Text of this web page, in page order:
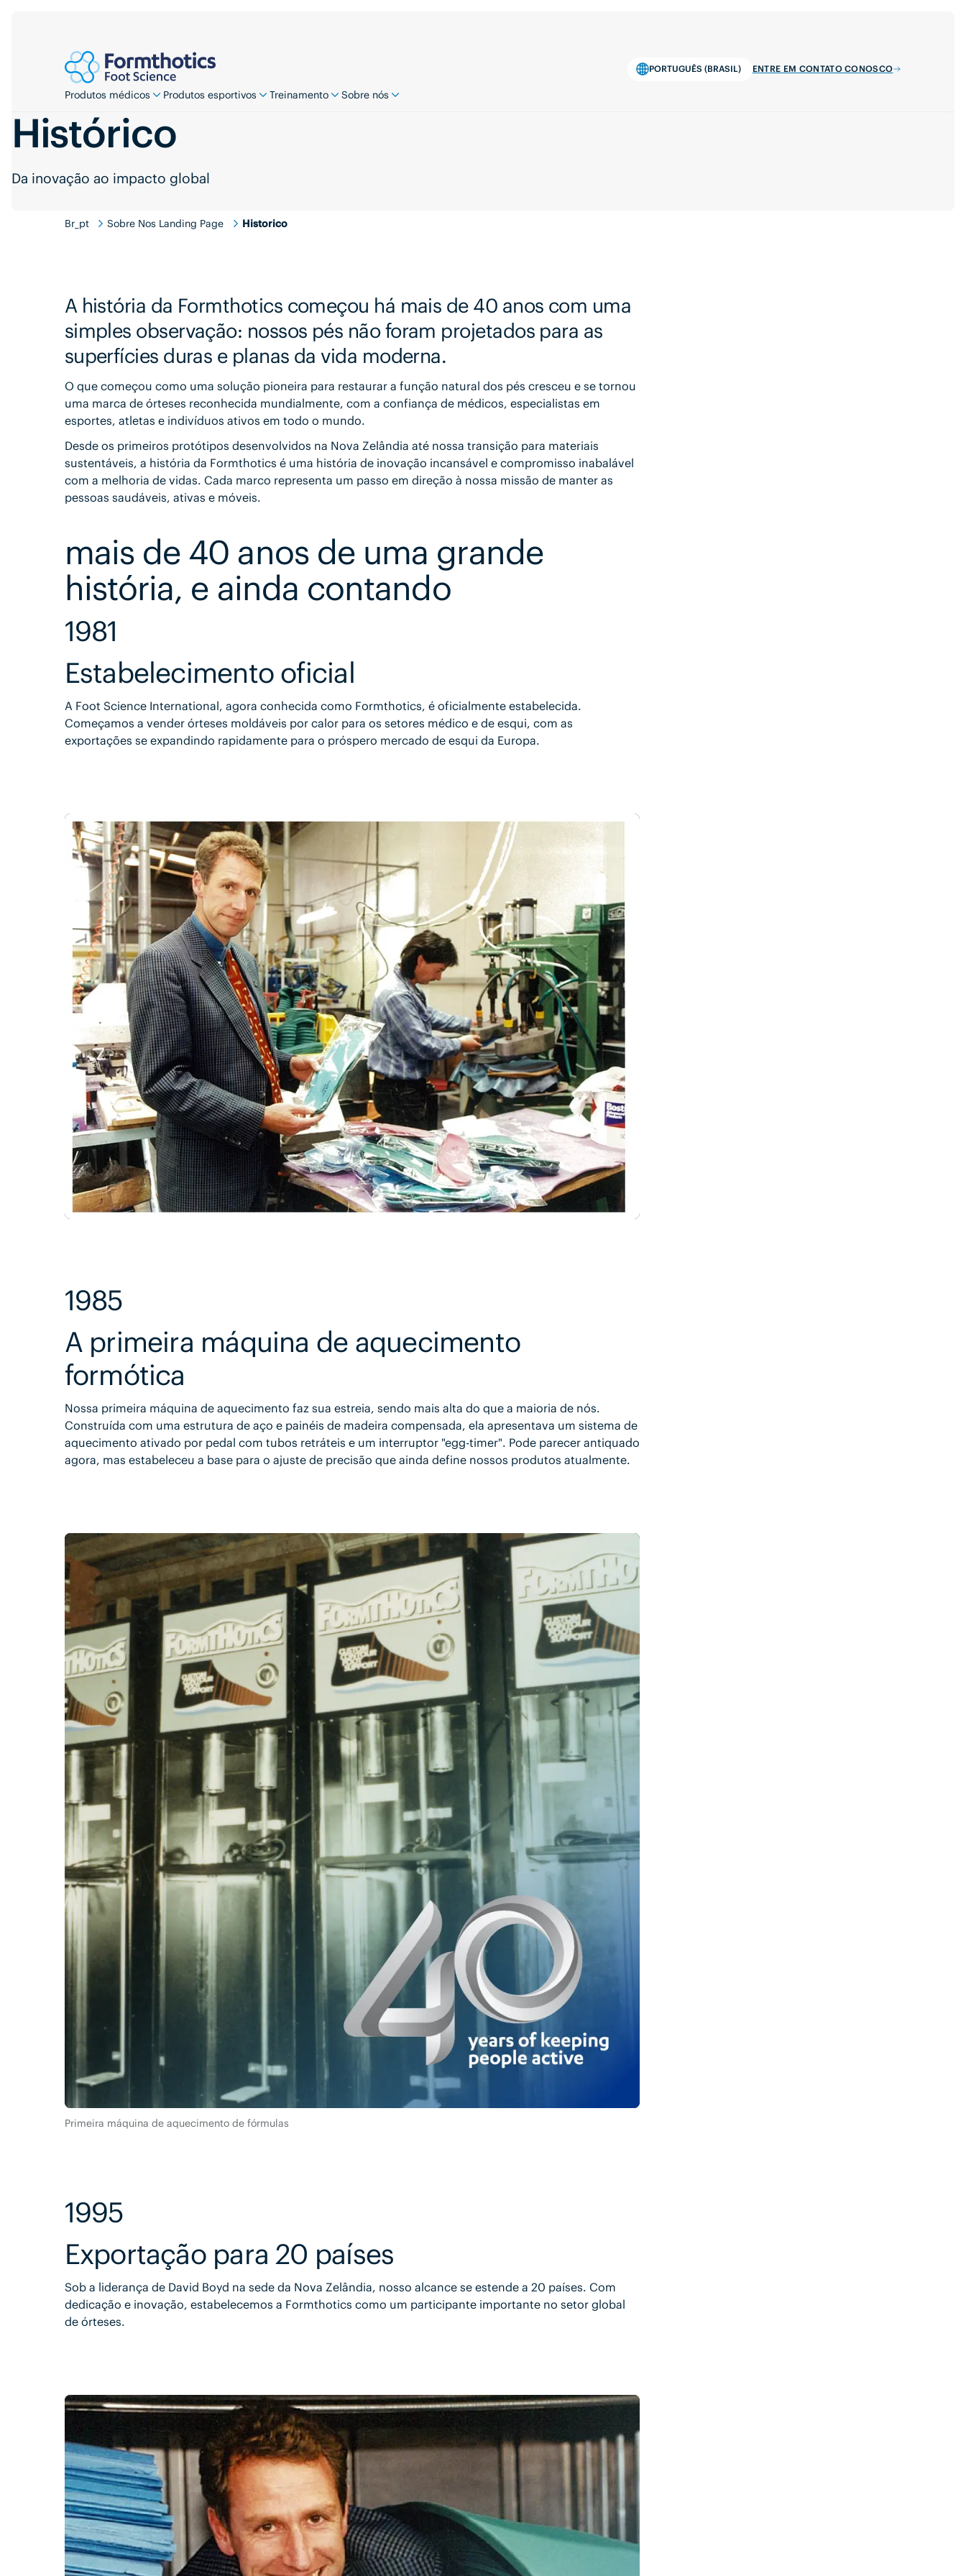
PORTUGUÊS (BRASIL) ENTRE EM CONTATO CONOSCO
Produtos médicos Produtos esportivos Treinamento Sobre nós
Histórico
Da inovação ao impacto global
Br_pt Sobre Nos Landing Page Historico
A história da Formthotics começou há mais de 40 anos com uma
simples observação: nossos pés não foram projetados para as
superfícies duras e planas da vida moderna.
O que começou como uma solução pioneira para restaurar a função natural dos pés cresceu e se tornou
uma marca de órteses reconhecida mundialmente, com a confiança de médicos, especialistas em
esportes, atletas e indivíduos ativos em todo o mundo.
Desde os primeiros protótipos desenvolvidos na Nova Zelândia até nossa transição para materiais
sustentáveis, a história da Formthotics é uma história de inovação incansável e compromisso inabalável
com a melhoria de vidas. Cada marco representa um passo em direção à nossa missão de manter as
pessoas saudáveis, ativas e móveis.
mais de 40 anos de uma grande
história, e ainda contando
1981
Estabelecimento oficial
A Foot Science International, agora conhecida como Formthotics, é oficialmente estabelecida.
Começamos a vender órteses moldáveis por calor para os setores médico e de esqui, com as
exportações se expandindo rapidamente para o próspero mercado de esqui da Europa.
1985
A primeira máquina de aquecimento
formótica
Nossa primeira máquina de aquecimento faz sua estreia, sendo mais alta do que a maioria de nós.
Construída com uma estrutura de aço e painéis de madeira compensada, ela apresentava um sistema de
aquecimento ativado por pedal com tubos retráteis e um interruptor "egg-timer". Pode parecer antiquado
agora, mas estabeleceu a base para o ajuste de precisão que ainda define nossos produtos atualmente.
Primeira máquina de aquecimento de fórmulas
1995
Exportação para 20 países
Sob a liderança de David Boyd na sede da Nova Zelândia, nosso alcance se estende a 20 países. Com
dedicação e inovação, estabelecemos a Formthotics como um participante importante no setor global
de órteses.